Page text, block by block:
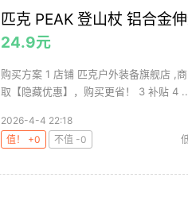
匹克 PEAK 登山杖 铝合金
24.9元
购买方案 1 店铺 匹克户外装备旗舰店 ,
取【隐藏优惠】，购买更省！ 3 补贴 4
2026-4-4 22:18
值！ +0
不值 -0